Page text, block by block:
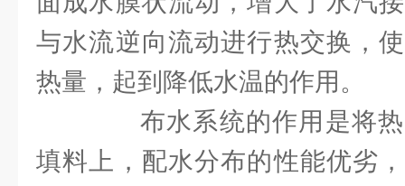
与水流逆向流动进行热交换，
热量，起到降低水温的作用。
布水系统的作用是将热
填料上，配水分布的性能优劣